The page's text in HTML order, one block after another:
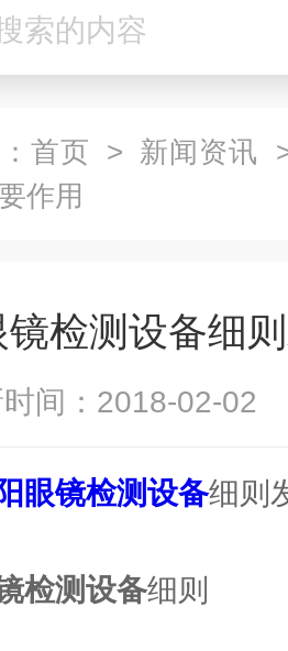
首页 > 新闻资讯
作用
镜检测设备细
时间：2018-02-
眼镜检测设备细则
检测设备细则